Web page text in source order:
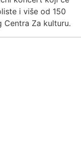
i više od 150
Za kulturu.